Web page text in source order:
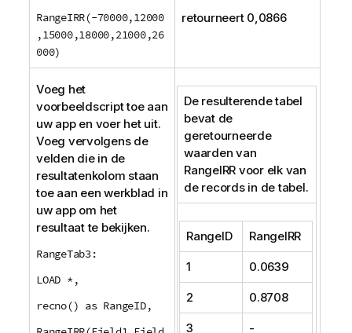
RangeIRR(-70000,12000
,15000,18000,21000,26
000)
retourneert 0,0866
Voeg het
voorbeeldscript toe aan
uw app en voer het uit.
Voeg vervolgens de
velden die in de
resultatenkolom staan
toe aan een werkblad in
uw app om het
resultaat te bekijken.
RangeTab3:
LOAD *,
recno() as RangeID,
De resulterende tabel
bevat de
geretourneerde
waarden van
RangeIRR voor elk van
de records in de tabel.
RangeID RangeIRR
1 0.0639
2 0.8708
3 -